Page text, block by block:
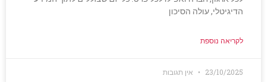
הדיגיטלי, עולה הסיכון
לקריאה נוספת
23/10/2025 אין תגובות